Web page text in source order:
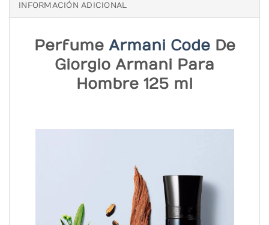
INFORMACIÓN ADICIONAL
Perfume Armani CodeDe
Giorgio Armani Para
Hombre 125 ml